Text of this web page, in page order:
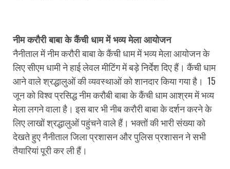
नीम करौरी बाबा के कैंची धाम में भव्य मेला आयोजन
नैनीताल में नीम करौरी बाबा के कैंची धाम में भव्य मेला आयोजन के
लिए सीएम धामी ने हाई लेवल मीटिंग में बड़े निर्देश दिए हैं। कैंची धाम
आने वाले श्रद्धालुओं की व्यवस्थाओं को शानदार किया गया है। 15
जून को विश्व प्रसिद्ध नीम करौबी बाबा के कैंची धाम आश्रम में भव्य
मेला लगने वाला है। इस बार भी नीब करौरी बाबा के दर्शन करने के
लिए लाखों श्रद्धालुओं पहुंचने वाले हैं। भक्तों की भारी संख्या को
देखते हुए नैनीताल जिला प्रशासन और पुलिस प्रशासन ने सभी
तैयारियां पूरी कर ली हैं।